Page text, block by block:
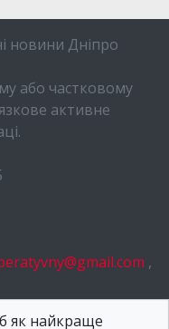
новини Дніпро
або частковому
активне
,
як найкраще